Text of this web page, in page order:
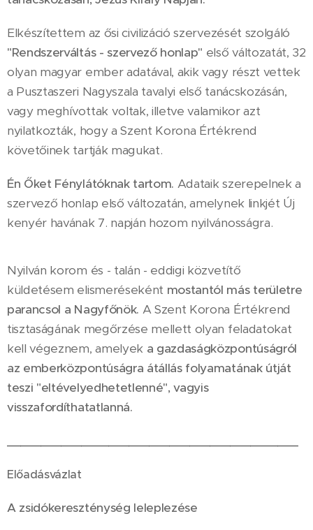
Elkészítettem az ősi civilizáció szervezését szolgáló
"Rendszerváltás - szervező honlap" első változatát, 32
olyan magyar ember adatával, akik vagy részt vettek
a Pusztaszeri Nagyszala tavalyi első tanácskozásán,
vagy meghívottak voltak, illetve valamikor azt
nyilatkozták, hogy a Szent Korona Értékrend
követőinek tartják magukat.
Én Őket Fénylátóknak tartom. Adataik szerepelnek a
szervező honlap első változatán, amelynek linkjét Új
kenyér havának 7. napján hozom nyilvánosságra.
Nyilván korom és - talán - eddigi közvetítő
küldetésem elismeréseként mostantól más területre
parancsol a Nagyfőnök. A Szent Korona Értékrend
tisztaságának megőrzése mellett olyan feladatokat
kell végeznem, amelyek a gazdaságközpontúságról
az emberközpontúságra átállás folyamatának útját
teszi "eltévelyedhetetlenné", vagyis
visszafordíthatatlanná.
Előadásvázlat
A zsidókereszténység leleplezése